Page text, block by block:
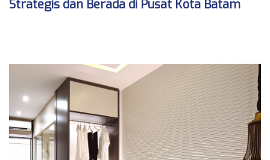
Strategis dan Berada di Pusat Kota Batam